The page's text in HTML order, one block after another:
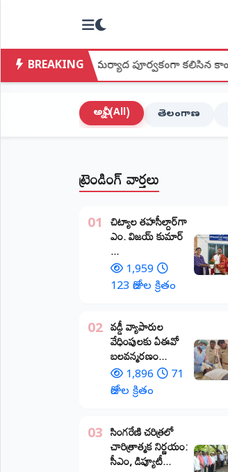
NTODAY×
హోమ్
BREAKING
మర్యాద పూర్వకంగా కలిసిన కాంగ్రెస్ నాయకులు
అన్నీ (All) తెలంగాణ
ట్రెండింగ్ వార్తలు
01 ​చిట్యాల తహసీల్దార్‌గా
ఎం. విజయ్ కుమార్
...
1,959
123 రోజుల క్రితం
02 వడ్డీ వ్యాపారుల
వేధింపులకు ఏఈవో
బలవన్మరణం...
1,896
71
రోజుల క్రితం
03 ​సింగరేణి చరిత్రలో
చారిత్రాత్మక నిర్ణయం:
సీఎం, డిప్యూటీ...